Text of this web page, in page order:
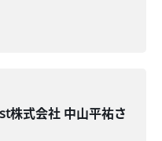
株式会社 中山平祐さ